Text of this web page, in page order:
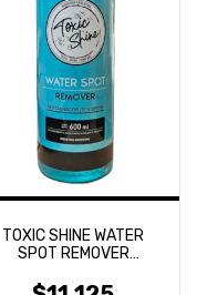
TOXIC SHINE WATER
SPOT REMOVER
DE AGUA